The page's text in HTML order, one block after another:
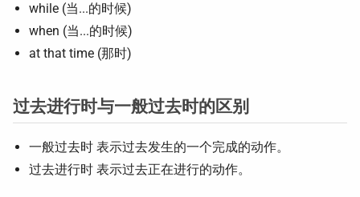
while (当...的时候)
when (当...的时候)
at that time (那时)
过去进行时与一般过去时的区别
一般过去时 表示过去发生的一个完成的动作。
过去进行时 表示过去正在进行的动作。